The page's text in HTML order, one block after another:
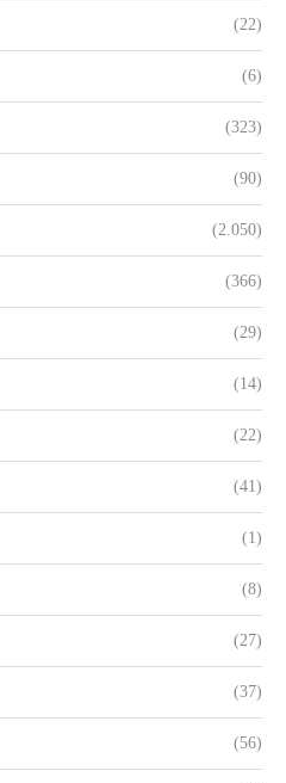
(22)
(6)
(323)
(90)
(2.050)
(366)
(29)
(14)
(22)
(41)
(1)
(8)
(27)
(37)
(56)